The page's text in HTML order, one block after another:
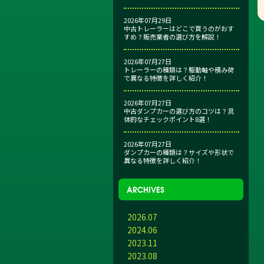
2026年07月29日
中古トレーラーはどこで買うのがおす
すめ？販売業者の選び方を解説！
2026年07月27日
トレーラーの種類は？駆動軸や積み荷
で異なる特徴を詳しく紹介！
2026年07月27日
中古ダンプカーの選び方のコツは？具
体的なチェックポイント8選！
2026年07月27日
ダンプカーの種類は？サイズや形状で
異なる特徴を詳しく紹介！
ARCHIVES
2026.07
2024.06
2023.11
2023.08